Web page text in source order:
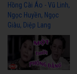
Hồng Cài Áo - Vũ Linh,
Ngọc Huyền, Ngọc
Giàu, Diệp Lang